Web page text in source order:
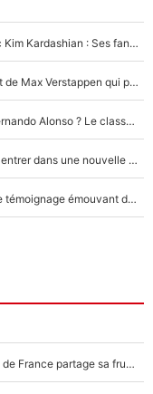
Lewis Hamilton poste de nouvelles photos avec Kim Kardashian : Ses fans le voient déjà redevenir champion du monde de F1 grâce à elle !
F1 - Une légende de McLaren refuse le transfert de Max Verstappen qui pourrait «faire des vagues» et plomber l'ambiance dans l'équipe
Max Verstappen, Lewis Hamilton… et bientôt Fernando Alonso ? Le classement des pilotes les mieux payés en Formule 1 risque de changer !
F1 - Alpine signe un accord «impensable» et va entrer dans une nouvelle dimension : Grande nouvelle pour Pierre Gasly !
F1 : « Je lui ai fait un câlin, puis j’ai dû partir...», le témoignage émouvant de Max Verstappen sur sa fille
Mis de côté par Fabien Galthié, un joueur du XV de France partage sa frustration : «ils ne me l’ont pas dit tout de suite»